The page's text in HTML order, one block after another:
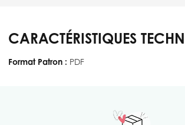
CARACTÉRISTIQUES
Format Patron : PDF